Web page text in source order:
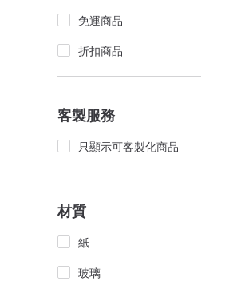
免運商品
折扣商品
客製服務
只顯示可客製化商品
材質
紙
玻璃